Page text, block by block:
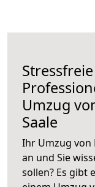
Umzug
Saale
Ihr Umzug von
an und Sie
sollen? Es gibt